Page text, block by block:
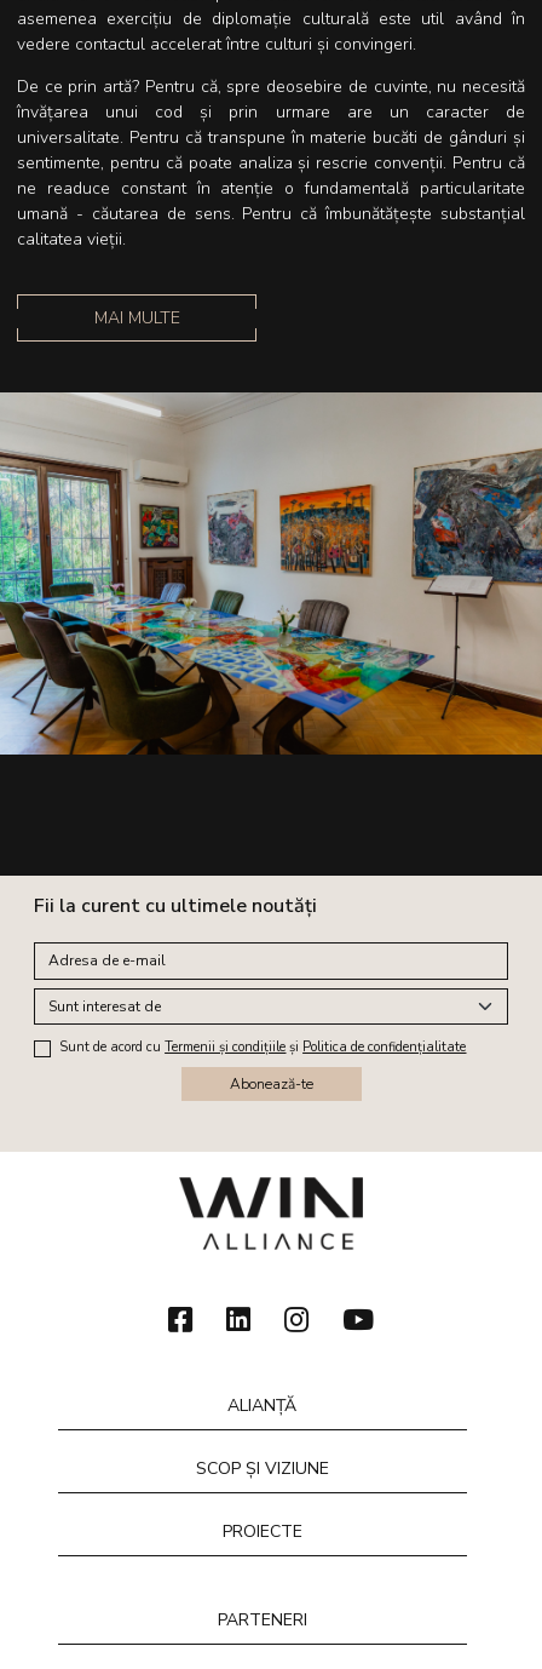
asemenea exercițiu de diplomație culturală este util având în
vedere contactul accelerat între culturi și convingeri.
De ce prin artă? Pentru că, spre deosebire de cuvinte, nu necesită
învățarea unui cod și prin urmare are un caracter de
universalitate. Pentru că transpune în materie bucăti de gânduri și
sentimente, pentru că poate analiza și rescrie convenții. Pentru că
ne readuce constant în atenție o fundamentală particularitate
umană - căutarea de sens. Pentru că îmbunătățește substanțial
calitatea vieții.
MAI MULTE
Fii la curent cu ultimele noutăți
Sunt de acord cuTermenii și condițiile și Politica de confidențialitate
Abonează-te
ALIANȚĂ
SCOP ȘI VIZIUNE
PROIECTE
PARTENERI